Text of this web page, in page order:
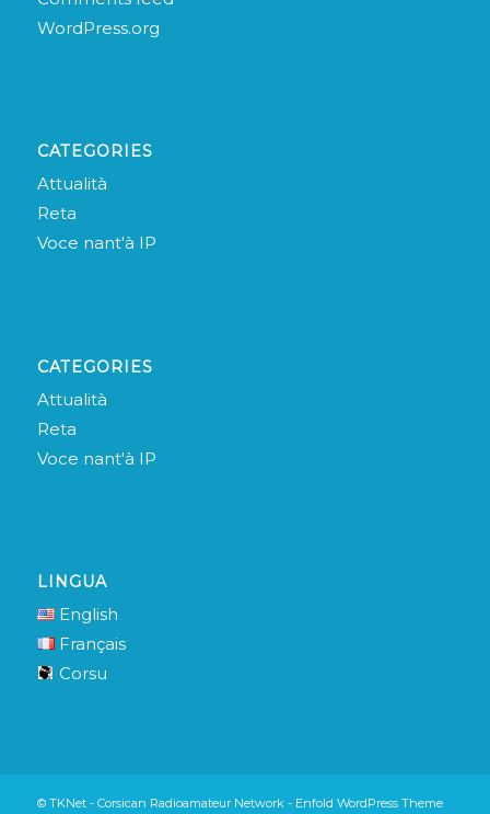
WordPress.org
CATEGORIES
Attualità
Reta
Voce nant'à IP
CATEGORIES
Attualità
Reta
Voce nant'à IP
LINGUA
English
Français
Corsu
© TKNet - Corsican Radioamateur Network - Enfold WordPress Theme